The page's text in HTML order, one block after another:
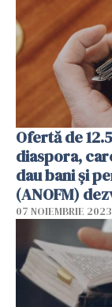
Ofertă de
diaspora,
dau bani și
(ANOFM)
de muncă
07 NOIEMBRIE 2023